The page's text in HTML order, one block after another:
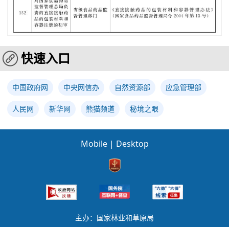
快速入口
中国政府网 中央网信办 自然资源部 应急管理部
人民网 新华网 熊猫频道 秘境之眼
Mobile | Desktop
主办：国家林业和草原局